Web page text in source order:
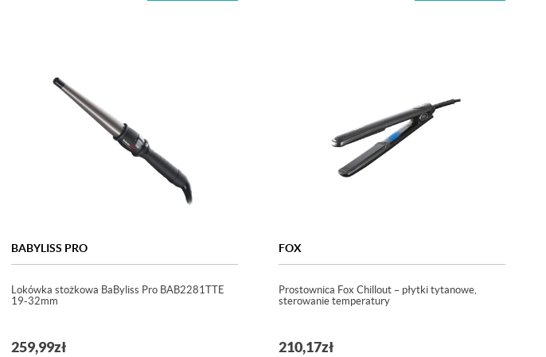
BABYLISS PRO
Lokówka stożkowa BaByliss Pro BAB2281TTE
19-32mm
259,99zł
FOX
Prostownica Fox Chillout – płytki tytanowe,
sterowanie temperatury
210,17zł